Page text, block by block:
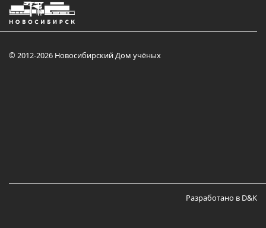
© 2012-2026 Новосибирский Дом учёных
Разработано в D&K